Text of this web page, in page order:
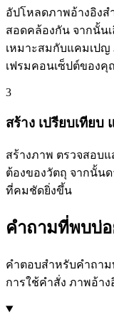
อัปโหลดภาพอ้างอิง
สอดคล้องกัน จากนั้น
เหมาะสมกับแคมเป
เฟรมคอนเซ็ปต์ของคุ
3
สร้าง เปรียบเทียบ
สร้างภาพ ตรวจสอบ
ต้องของวัตถุ จากนั้น
ที่คมชัดยิ่งขึ้น
คำถามที่พบบ่อ
คำตอบสำหรับคำถาม
การใช้คำสั่ง ภาพอ้าง